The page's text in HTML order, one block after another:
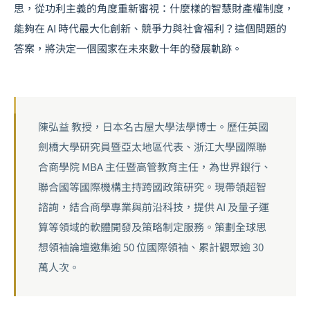
思，從功利主義的角度重新審視：什麼樣的智慧財產權制度，
能夠在 AI 時代最大化創新、競爭力與社會福利？這個問題的
答案，將決定一個國家在未來數十年的發展軌跡。
陳弘益 教授，日本名古屋大學法學博士。歷任英國
劍橋大學研究員暨亞太地區代表、浙江大學國際聯
合商學院 MBA 主任暨高管教育主任，為世界銀行、
聯合國等國際機構主持跨國政策研究。現帶領超智
諮詢，結合商學專業與前沿科技，提供 AI 及量子運
算等領域的軟體開發及策略制定服務。策劃全球思
想領袖論壇邀集逾 50 位國際領袖、累計觀眾逾 30
萬人次。